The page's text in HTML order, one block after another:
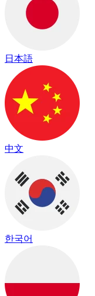
日本語
中文
한국어